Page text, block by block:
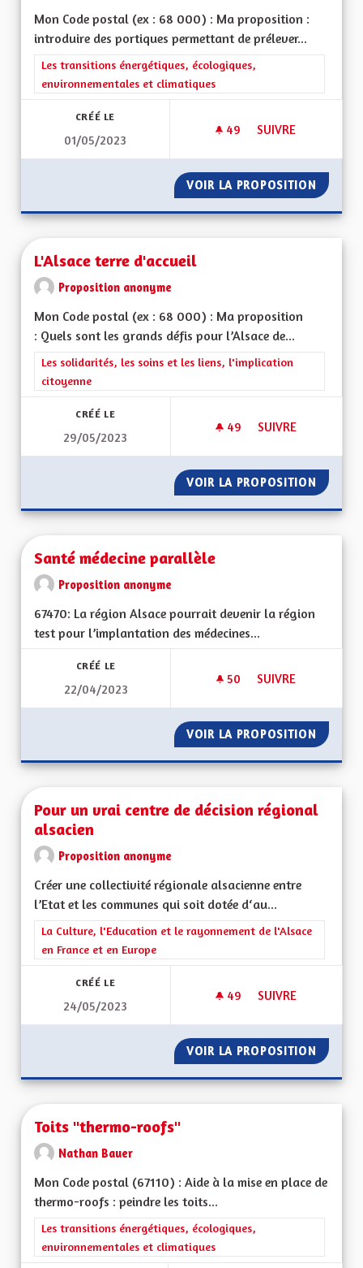
Mon Code postal (ex : 68 000) : Ma proposition :
introduire des portiques permettant de prélever...
Filtrer les résultats de la catégorie : Les transitions
Les transitions énergétiques, écologiques,
environnementales et climatiques
CRÉÉ LE
01/05/2023
49 49 ABONNÉS
SUIVRE
VOIR LA PROPOSITION
L'Alsace terre d'accueil
Proposition anonyme
Mon Code postal (ex : 68 000) : Ma proposition
: Quels sont les grands défis pour l’Alsace de...
Filtrer les résultats de la catégorie : Les solidarités, les soins
Les solidarités, les soins et les liens, l'implication
citoyenne
CRÉÉ LE
29/05/2023
49 49 ABONNÉS
SUIVRE
VOIR LA PROPOSITION
Santé médecine parallèle
Proposition anonyme
67470: La région Alsace pourrait devenir la région
test pour l’implantation des médecines...
CRÉÉ LE
22/04/2023
50 50 ABONNÉS
SUIVRE
VOIR LA PROPOSITION SANTÉ
Pour un vrai centre de décision régional
alsacien
Proposition anonyme
Créer une collectivité régionale alsacienne entre
l’Etat et les communes qui soit dotée d‘au...
Filtrer les résultats de la catégorie : La Culture, l'Education et
La Culture, l'Education et le rayonnement de l'Alsace
en France et en Europe
CRÉÉ LE
24/05/2023
49 49 ABONNÉS
SUIVRE
VOIR LA PROPOSITION POUR
Toits "thermo-roofs"
Nathan Bauer
Mon Code postal (67110) : Aide à la mise en place de
thermo-roofs : peindre les toits...
Filtrer les résultats de la catégorie : Les transitions
Les transitions énergétiques, écologiques,
environnementales et climatiques